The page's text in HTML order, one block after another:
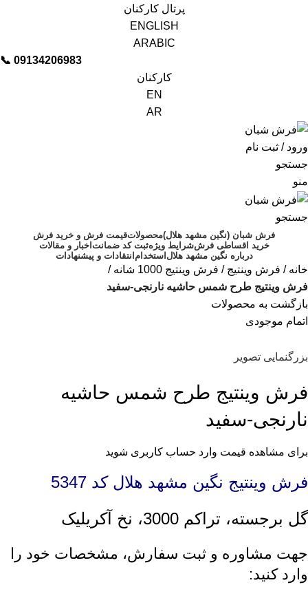
پرتال کارکنان
ENGLISH
ARABIC
📞︁ 09134206983
کارکنان
EN
AR
ورود / ثبت نام
جستجو
منو
جستجو
فرش شبان (نگین مشهد هلال)محصولاتقیمت فرش و خرید فرش
خرید اقساطی فرششرایط ویژهثبت کد ضمانتاخبار و مقالات
درباره نگین مشهد هلالاستخدامانتقادات و پیشنهادات
خانه فرش وینتیج
فرش وینتیج 1000 شانه
فرش وینتیج طرح شمس حاشیه نارنجی-سفید
بازگشت به محصولات
اتمام موجودی
بزرگنمایی تصویر
فرش وینتیج طرح شمس حاشیه
نارنجی-سفید
برای مشاهده قیمت وارد حساب کاربری شوید
فرش وینتیج نگین مشهد هلال کد 5347
گل برجسته، تراکم 3000، نخ آکریلیک
جهت مشاوره و ثبت سفارش، مشخصات خود را
وارد کنید: